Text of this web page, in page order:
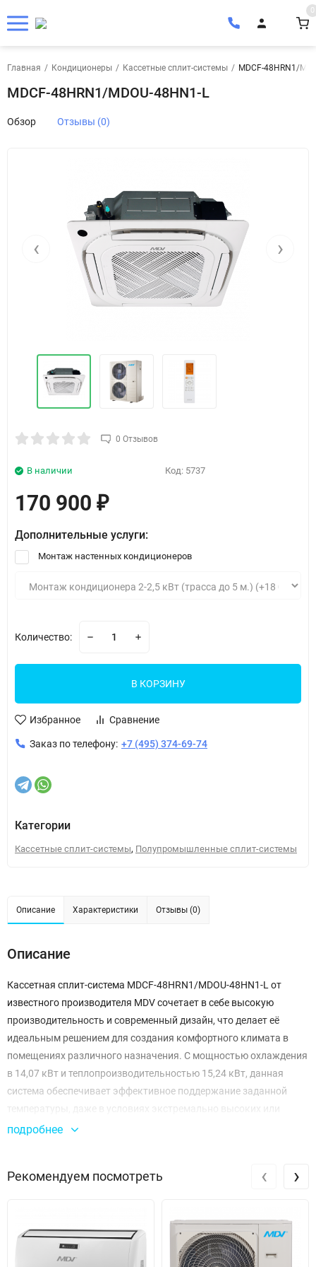
0
Главная / Кондиционеры / Кассетные сплит-системы / MDCF-48HRN1/
MDCF-48HRN1/MDOU-48HN1-L
Обзор Отзывы (0)
‹ ›
0 Отзывов
Код: 5737
В наличии
170 900 ₽
Дополнительные услуги:
Монтаж настенных кондиционеров
Количество:
В КОРЗИНУ
Избранное Сравнение
Заказ по телефону: +7 (495) 374-69-74
Категории
Кассетные сплит-системы, Полупромышленные сплит-системы
Описание Характеристики Отзывы (0)
Описание
Кассетная сплит-система MDCF-48HRN1/MDOU-48HN1-L от
известного производителя MDV сочетает в себе высокую
производительность и современный дизайн, что делает её
идеальным решением для создания комфортного климата в
помещениях различного назначения. С мощностью охлаждения
в 14,07 кВт и теплопроизводительностью 15,24 кВт, данная
система обеспечивает эффективное поддержание заданной
температуры, даже в условиях экстремально высоких или
низких температур. Внутренний блок имеет уровень шума,
устройства. С коэффициентами энергоэффективности EER 2,71
и COP 3,20, система не только охлаждает или обогревает, но и
экономит электроэнергию. Уровень шума наружного блока не
подробнее
Рекомендуем посмотреть ‹ ›